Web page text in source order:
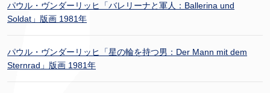
パウル・ヴンダーリッヒ「バレリーナと軍人：Ballerina und
Soldat」版画 1981年
パウル・ヴンダーリッヒ「星の輪を持つ男：Der Mann mit dem
Sternrad」版画 1981年